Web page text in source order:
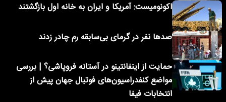
اکونومیست: آمریکا و ایران به خانه اول بازگشتند
صدها نفر در گرمای بی‌سابقه رم چادر زدند
حمایت از اینفانتینو در آستانه فروپاشی؟ | بررسی
مواضع کنفدراسیون‌های فوتبال جهان پیش از
انتخابات فیفا